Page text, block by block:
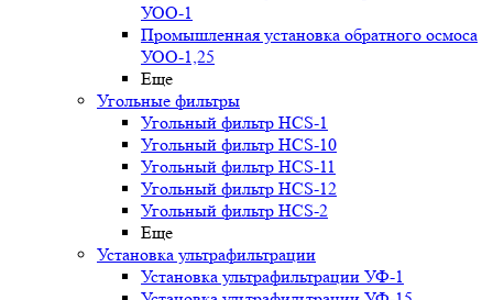
УОО-1
Промышленная установка обратного осмоса
УОО-1,25
Еще
Угольные фильтры
Угольный фильтр HСS-1
Угольный фильтр HСS-10
Угольный фильтр HСS-11
Угольный фильтр HСS-12
Угольный фильтр HСS-2
Еще
Установка ультрафильтрации
Установка ультрафильтрации УФ-1